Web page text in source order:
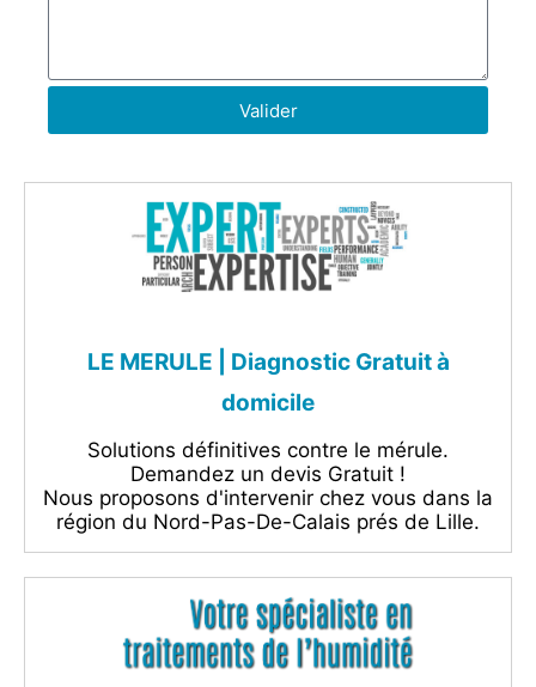
Valider
LE MERULE | Diagnostic Gratuit à
domicile‎
Solutions définitives contre le mérule.
Demandez un devis Gratuit !
Nous proposons d'intervenir chez vous dans la
région du Nord-Pas-De-Calais prés de Lille.